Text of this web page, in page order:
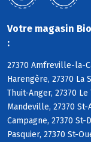
Votre magasin
:
27370 Amfreville-la-
Harengère, 27370 La
Thuit-Anger, 27370
Mandeville, 27370
Campagne, 27370
Pasquier, 27370 St-